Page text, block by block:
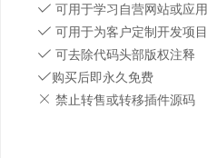
可用于学习自营网站或应用
可用于为客户定制开发项目
可去除代码头部版权注释
购买后即永久免费
禁止转售或转移插件源码